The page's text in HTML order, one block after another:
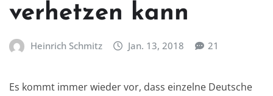
verhetzen kann
Heinrich Schmitz Jan. 13, 2018 21
Es kommt immer wieder vor, dass einzelne Deutsche